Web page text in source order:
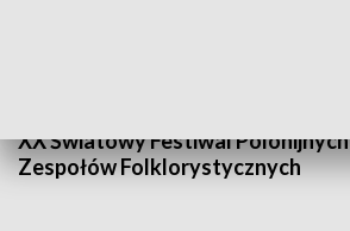
XX Światowy Festiwal Polonijnych
Zespołów Folklorystycznych